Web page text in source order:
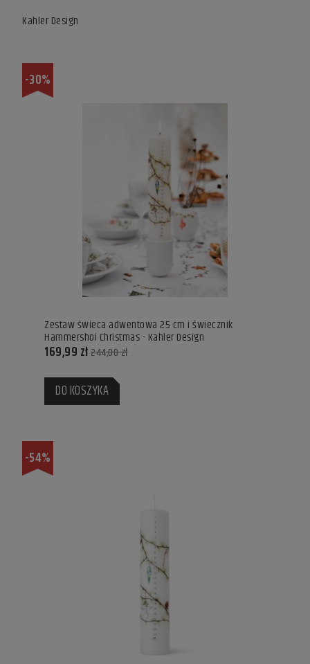
Kahler Design
Zestaw świeca adwentowa 25 cm i świecznik
Hammershoi Christmas - Kahler Design
169,99 zł244,00 zł
DO KOSZYKA
-30%
-54%